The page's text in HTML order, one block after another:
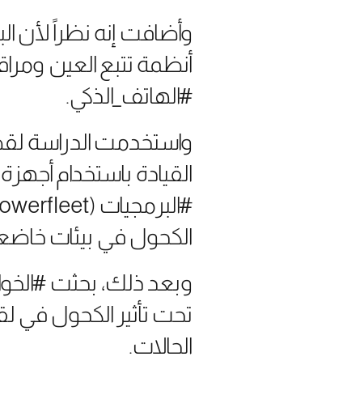
وأضافت إنه نظراً لأن
أنظمة تتبع العين
#الهاتف_الذكي.
واستخدمت الدراسة
القيادة باستخدام
الكحول في بيئات
وبعد ذلك، بحثت
تحت تأثير الكحول في
الحالات.